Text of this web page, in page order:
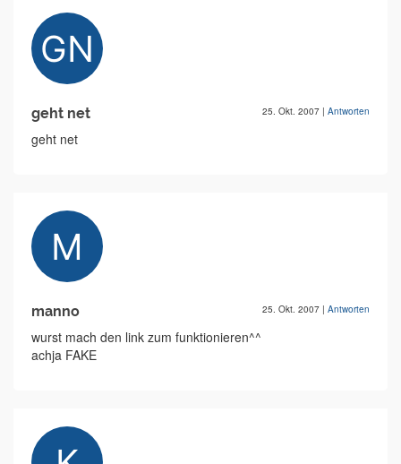
geht net 25. Okt. 2007 | Antworten
geht net
manno 25. Okt. 2007 | Antworten
wurst mach den link zum funktionieren^^
achja FAKE